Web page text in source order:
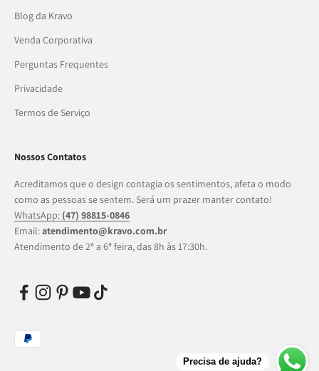
Blog da Kravo
Venda Corporativa
Perguntas Frequentes
Privacidade
Termos de Serviço
Nossos Contatos
Acreditamos que o design contagia os sentimentos, afeta o modo
como as pessoas se sentem. Será um prazer manter contato!
WhatsApp: (47) 98815-0846
Email:atendimento@kravo.com.br
Atendimento de 2ª a 6ª feira, das 8h às 17:30h.
Precisa de ajuda?